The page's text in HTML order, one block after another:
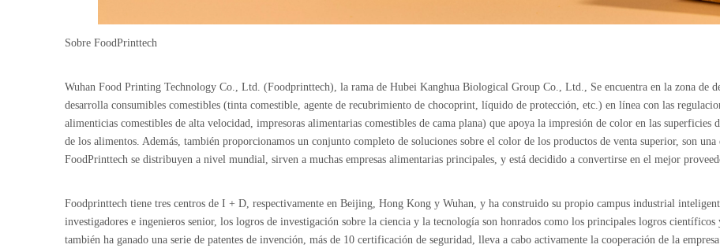
Sobre FoodPrinttech
Wuhan Food Printing Technology Co., Ltd. (Foodprinttech), la rama de Hubei Kanghua Biological Group Co., Ltd., Se encuentra en la zona de
desarrolla consumibles comestibles (tinta comestible, agente de recubrimiento de chocoprint, líquido de protección, etc.) en línea con las
alimenticias comestibles de alta velocidad, impresoras alimentarias comestibles de cama plana) que apoya la impresión de color en las
de los alimentos. Además, también proporcionamos un conjunto completo de soluciones sobre el color de los productos de venta superior, son
FoodPrinttech se distribuyen a nivel mundial, sirven a muchas empresas alimentarias principales, y está decidido a convertirse en el mejor
Foodprinttech tiene tres centros de I + D, respectivamente en Beijing, Hong Kong y Wuhan, y ha construido su propio campus industrial
investigadores e ingenieros senior, los logros de investigación sobre la ciencia y la tecnología son honrados como los principales logros
también ha ganado una serie de patentes de invención, más de 10 certificación de seguridad, lleva a cabo activamente la cooperación de la